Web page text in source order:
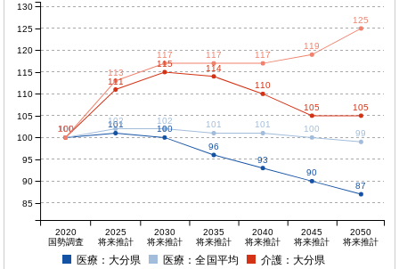
100 101
100
96
93
90
87
100
102 102 101 101 100 99
100
111
115
114
110
105 105
100
113
117 117 117
119
125
2020
国勢調査
2025
将来推計
2030
将来推計
2035
将来推計
2040
将来推計
2045
将来推計
2050
将来推計
85
90
95
100
105
110
115
120
125
130
医療：大分県 医療：全国平均
介護：大分県